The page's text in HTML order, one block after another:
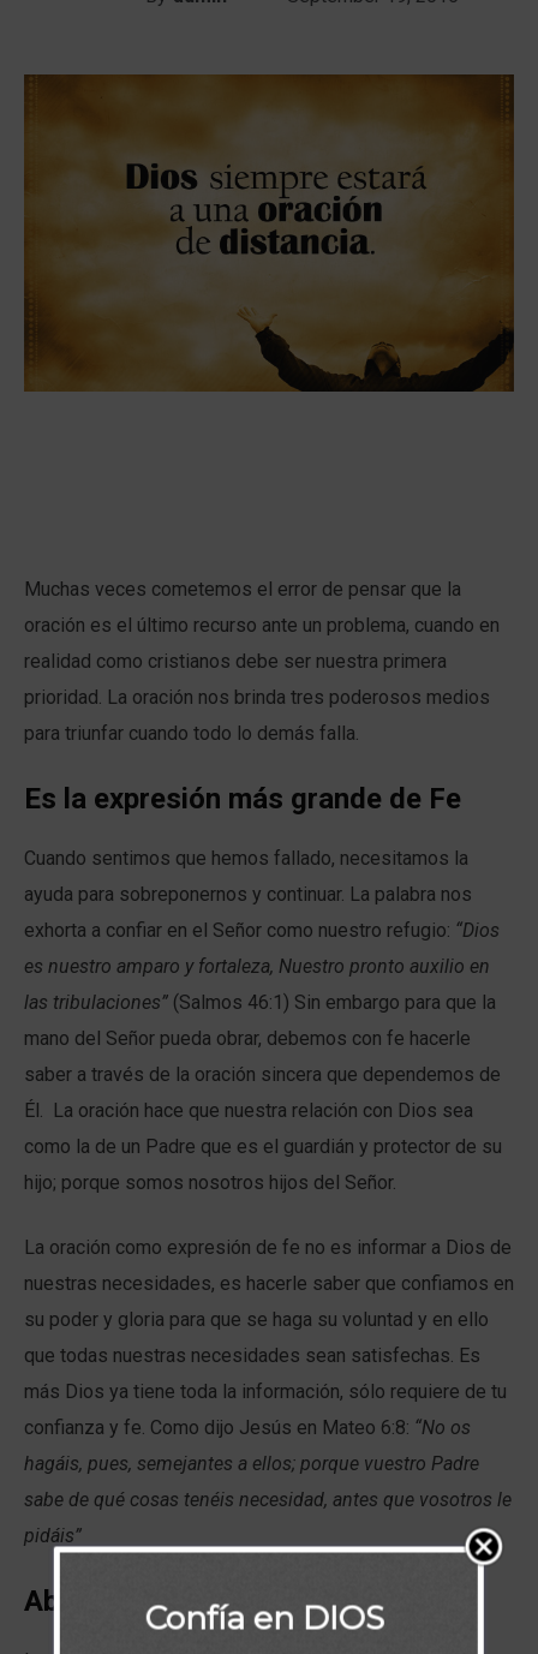
Muchas veces cometemos el error de pensar que la
oración es el último recurso ante un problema, cuando en
realidad como cristianos debe ser nuestra primera
prioridad. La oración nos brinda tres poderosos medios
para triunfar cuando todo lo demás falla.
Es la expresión más grande de Fe
Cuando sentimos que hemos fallado, necesitamos la
ayuda para sobreponernos y continuar. La palabra nos
exhorta a confiar en el Señor como nuestro refugio: “Dios
es nuestro amparo y fortaleza, Nuestro pronto auxilio en
las tribulaciones” (Salmos 46:1) Sin embargo para que la
mano del Señor pueda obrar, debemos con fe hacerle
saber a través de la oración sincera que dependemos de
Él. La oración hace que nuestra relación con Dios sea
como la de un Padre que es el guardián y protector de su
hijo; porque somos nosotros hijos del Señor.
La oración como expresión de fe no es informar a Dios de
nuestras necesidades, es hacerle saber que confiamos en
su poder y gloria para que se haga su voluntad y en ello
que todas nuestras necesidades sean satisfechas. Es
más Dios ya tiene toda la información, sólo requiere de tu
confianza y fe. Como dijo Jesús en Mateo 6:8: “No os
hagáis, pues, semejantes a ellos; porque vuestro Padre
sabe de qué cosas tenéis necesidad, antes que vosotros le
pidáis”
Abre los caminos a Dios
Confía en DIOS